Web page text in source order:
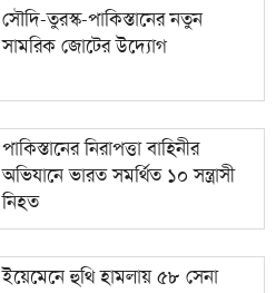
সৌদি-তুরস্ক-পাকিস্তানের নতুন
সামরিক জোটের উদ্যোগ
পাকিস্তানের নিরাপত্তা বাহিনীর
অভিযানে ভারত সমর্থিত ১০ সন্ত্রাসী
নিহত
ইয়েমেনে হুথি হামলায় ৫৮ সেনা